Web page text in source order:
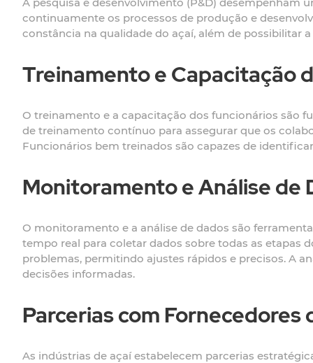
continuamente os processos de produção e
constância na qualidade do açaí, além de possibilitar
Treinamento e Capacitação
O treinamento e a capacitação dos funcionários são
de treinamento contínuo para assegurar que os
Funcionários bem treinados são capazes de
Monitoramento e Análise de
O monitoramento e a análise de dados são
tempo real para coletar dados sobre todas as etapas
problemas, permitindo ajustes rápidos e precisos. A
decisões informadas.
Parcerias com
As indústrias de açaí estabelecem parcerias